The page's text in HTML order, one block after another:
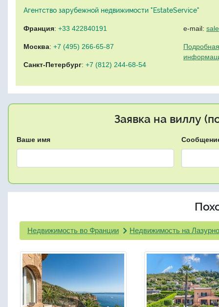
Агентство зарубежной недвижимости "EstateService"
Франция: +33 422840191
Москва: +7 (495) 266-65-87
Санкт-Петербург: +7 (812) 244-68-54
e-mail:
Заявка на виллу
Ваше имя
Недвижимость во Франции Недвижимость на